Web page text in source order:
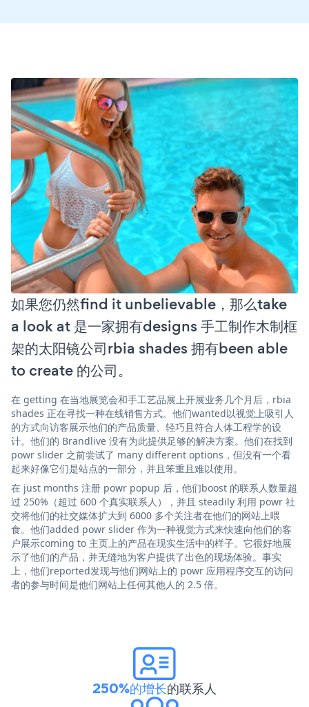
如果您仍然find it unbelievable，那么take
a look at 是一家拥有designs 手工制作木制框
架的太阳镜公司rbia shades 拥有been able
to create 的公司。
在 getting 在当地展览会和手工艺品展上开展业务几个月后，rbia
shades 正在寻找一种在线销售方式。他们wanted以视觉上吸引人
的方式向访客展示他们的产品质量、轻巧且符合人体工程学的设
计。他们的 Brandlive 没有为此提供足够的解决方案。他们在找到
powr slider 之前尝试了 many different options，但没有一个看
起来好像它们是站点的一部分，并且笨重且难以使用。
在 just months 注册 powr popup 后，他们boost 的联系人数量超
过 250%（超过 600 个真实联系人），并且 steadily 利用 powr 社
交将他们的社交媒体扩大到 6000 多个关注者在他们的网站上喂
食。他们added powr slider 作为一种视觉方式来快速向他们的客
户展示coming to 主页上的产品在现实生活中的样子。它很好地展
示了他们的产品，并无缝地为客户提供了出色的现场体验。事实
上，他们reported发现与他们网站上的 powr 应用程序交互的访问
者的参与时间是他们网站上任何其他人的 2.5 倍。
250%的增长的联系人